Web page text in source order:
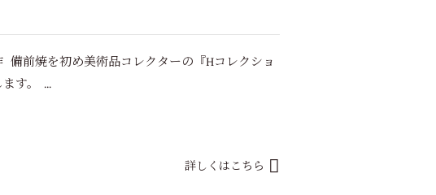
前焼を初め美術品コレクターの『Hコレクショ
す。 ...
詳しくはこちら